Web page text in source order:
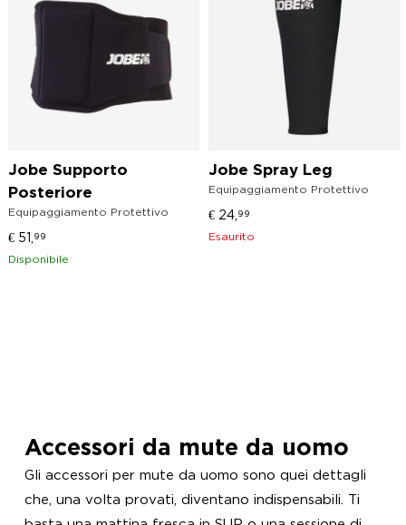
Jobe Supporto
Posteriore
Equipaggiamento Protettivo
€ 51, 99
Disponibile
Jobe Spray Leg
Equipaggiamento Protettivo
€ 24, 99
Esaurito
Accessori da mute da uomo
Gli accessori per mute da uomo sono quei dettagli
che, una volta provati, diventano indispensabili. Ti